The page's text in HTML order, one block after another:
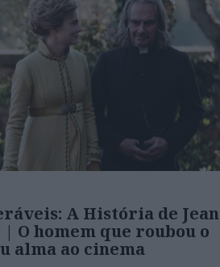
A História de Jean
| O homem que roubou o
alma ao cinema